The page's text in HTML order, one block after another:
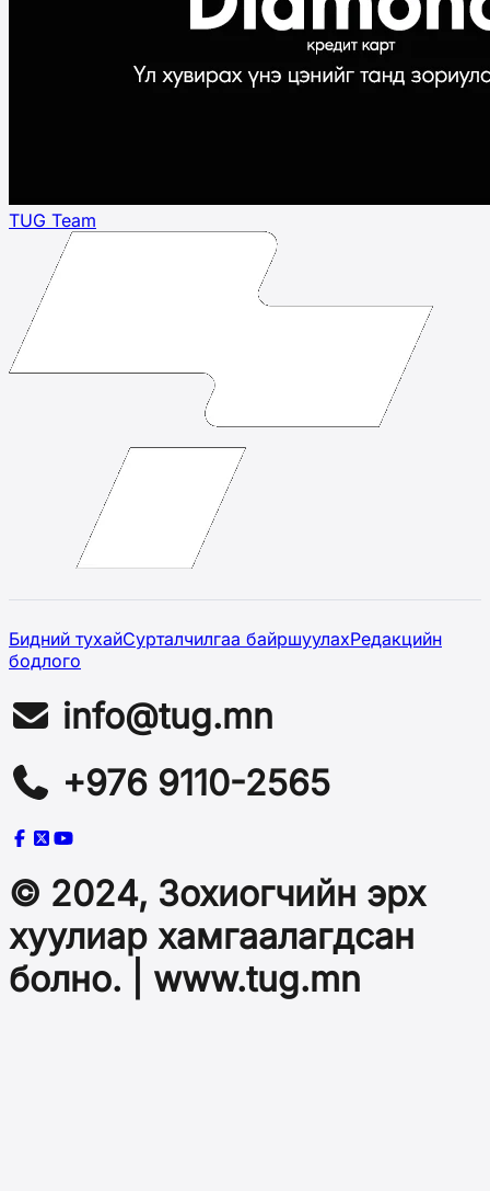
TUG Team
Бидний тухайСурталчилгаа байршуулахРедакцийн
бодлого
info@tug.mn
+976 9110-2565
© 2024, Зохиогчийн эрх
хуулиар хамгаалагдсан
болно. | www.tug.mn